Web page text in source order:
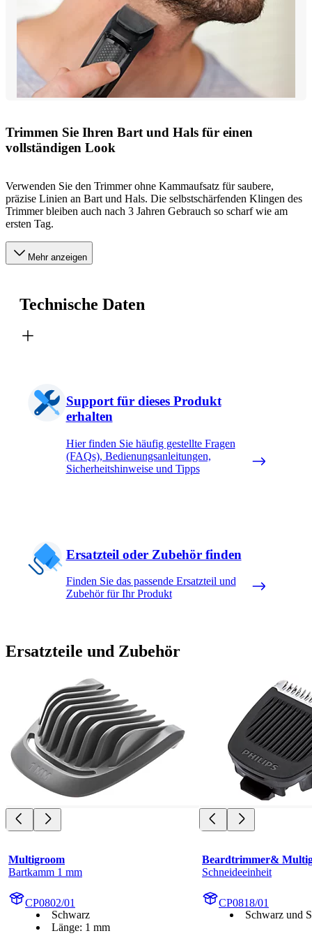
Trimmen Sie Ihren Bart und Hals für einen
vollständigen Look
Verwenden Sie den Trimmer ohne Kammaufsatz für saubere,
präzise Linien an Bart und Hals. Die selbstschärfenden Klingen des
Trimmer bleiben auch nach 3 Jahren Gebrauch so scharf wie am
ersten Tag.
Mehr anzeigen
Technische Daten
Support für dieses Produkt
erhalten
Hier finden Sie häufig gestellte Fragen
(FAQs), Bedienungsanleitungen,
Sicherheitshinweise und Tipps
Ersatzteil oder Zubehör finden
Finden Sie das passende Ersatzteil und
Zubehör für Ihr Produkt
Ersatzteile und Zubehör
Multigroom
Bartkamm 1 mm
CP0802/01
Schwarz
Länge: 1 mm
Beardtrimmer&
Schneideeinheit
CP0818/01
Schwarz und